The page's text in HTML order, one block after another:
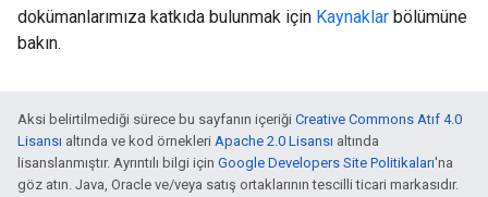
dokümanlarımıza katkıda bulunmak için Kaynaklar bölümüne
bakın.
Aksi belirtilmediği sürece bu sayfanın içeriği Creative Commons Atıf 4.0
Lisansı altında ve kod örnekleri Apache 2.0 Lisansı altında
lisanslanmıştır. Ayrıntılı bilgi için Google Developers Site Politikaları'na
göz atın. Java, Oracle ve/veya satış ortaklarının tescilli ticari markasıdır.